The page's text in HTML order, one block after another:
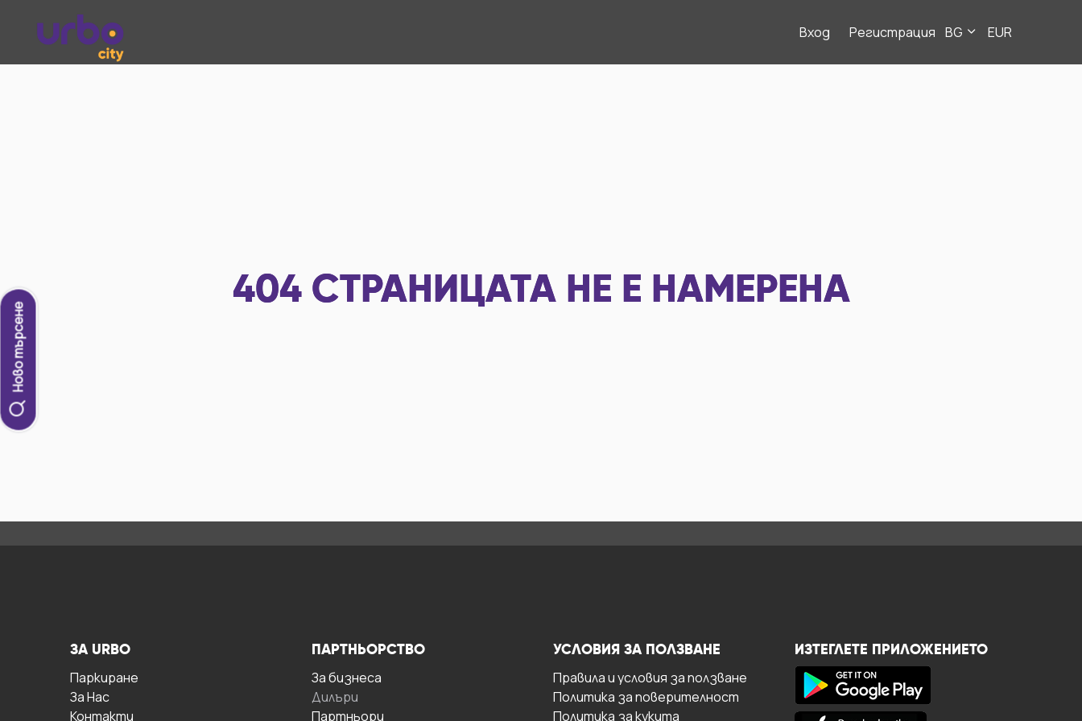
Вход Регистрация BG EUR
Ново търсене
404 СТРАНИЦАТА НЕ Е НАМЕРЕНА
ЗА URBO
Паркиране
За Hас
Контакти
ПАРТНЬОРСТВО
За бизнесa
Дилъри
Партньори
УСЛОВИЯ ЗА ПОЛЗВАНЕ
Правила и условия за ползване
Политика за поверителност
Политика за кукита
ИЗТЕГЛЕТЕ ПРИЛОЖЕНИЕТО